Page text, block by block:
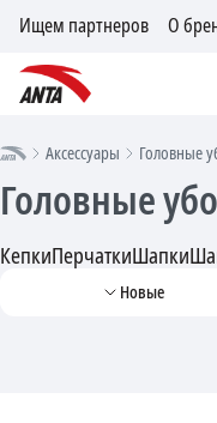
Ищем партнеров О
Аксессуары Головные
Головные
КепкиПерчаткиШапки
Новые